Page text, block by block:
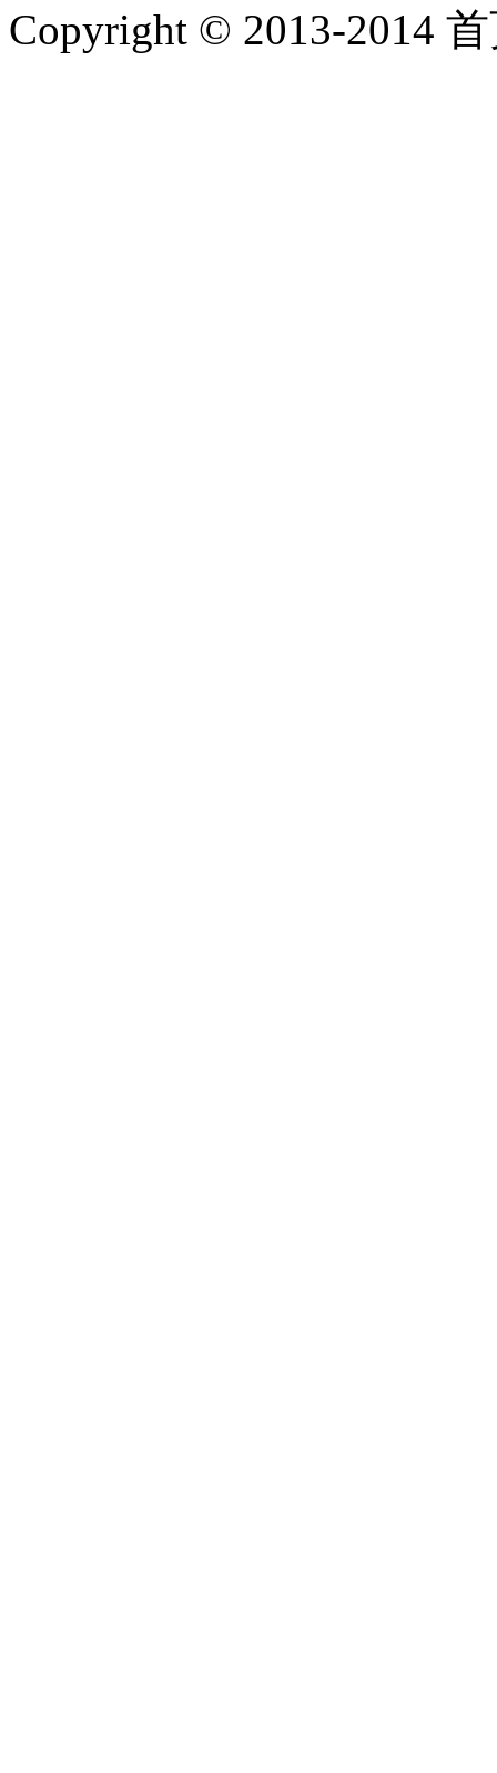
Copyright © 2013-2014